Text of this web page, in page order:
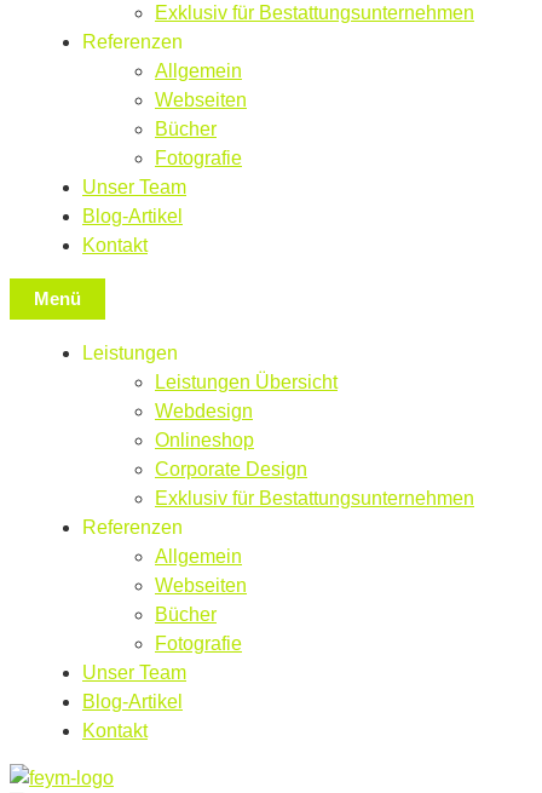
Exklusiv für Bestattungsunternehmen
Referenzen
Allgemein
Webseiten
Bücher
Fotografie
Unser Team
Blog-Artikel
Kontakt
Menü
Leistungen
Leistungen Übersicht
Webdesign
Onlineshop
Corporate Design
Exklusiv für Bestattungsunternehmen
Referenzen
Allgemein
Webseiten
Bücher
Fotografie
Unser Team
Blog-Artikel
Kontakt